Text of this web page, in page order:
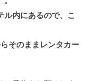
ル内にあるので、こ
そのままレンタカー